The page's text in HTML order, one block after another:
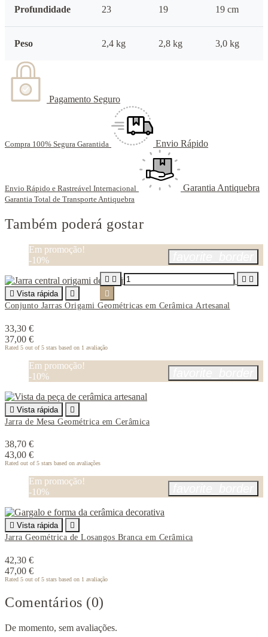
Profundidade 23 19 19 cm
Peso 2,4 kg 2,8 kg 3,0 kg
Pagamento Seguro
Compra 100% Segura Garantida Envio Rápido
Envio Rápido e Rastreável Internacional Garantia Antiquebra
Garantia Total de Transporte Antiquebra
Também poderá gostar
Em promoção!
-10%
 Vista rápida

Conjunto Jarras Origami Geométricas em Cerâmica Artesanal
33,30 €
37,00 €
Rated 5 out of 5 stars based on 1 avaliação
   

Em promoção!
-10%
 Vista rápida

Jarra de Mesa Geométrica em Cerâmica
38,70 €
43,00 €
Rated out of 5 stars based on avaliações
Em promoção!
-10%
 Vista rápida

Jarra Geométrica de Losangos Branca em Cerâmica
42,30 €
47,00 €
Rated 5 out of 5 stars based on 1 avaliação
Comentários (0)
De momento, sem avaliações.